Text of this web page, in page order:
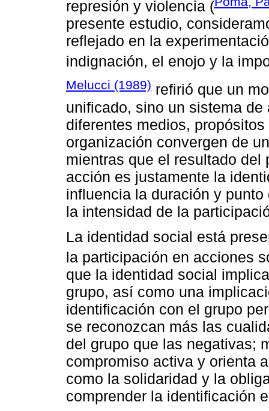
represión y violencia (
presente estudio,
reflejado en la
indignación, el enojo y la
Melucci (1989) refirió que un
unificado, sino un sistema
diferentes medios,
organización convergen de
mientras que el resultado
acción es justamente la
influencia la duración y
la intensidad de la
La identidad social está
la participación en acciones
que la identidad social
grupo, así como una
identificación con el grupo
se reconozcan más las
del grupo que las negativas;
compromiso activa y orienta
como la solidaridad y la
comprender la identificación